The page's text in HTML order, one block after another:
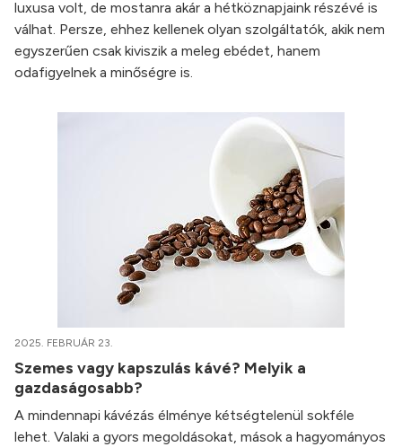
luxusa volt, de mostanra akár a hétköznapjaink részévé is
válhat. Persze, ehhez kellenek olyan szolgáltatók, akik nem
egyszerűen csak kiviszik a meleg ebédet, hanem
odafigyelnek a minőségre is.
2025. FEBRUÁR 23.
Szemes vagy kapszulás kávé? Melyik a
gazdaságosabb?
A mindennapi kávézás élménye kétségtelenül sokféle
lehet. Valaki a gyors megoldásokat, mások a hagyományos